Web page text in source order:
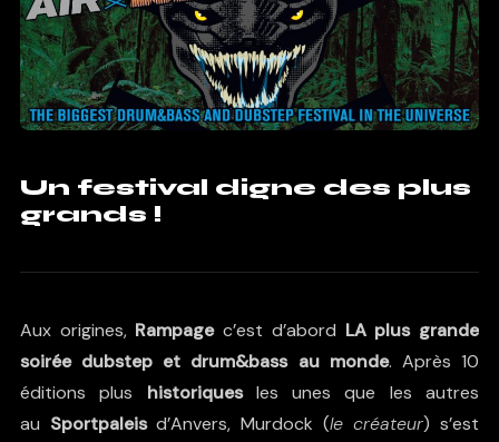
Un festival digne des plus
grands !
Aux origines, Rampage c’est d’abord LA plus grande
soirée dubstep et drum&bass au monde. Après 10
éditions plus historiquesles unes que les autres
au Sportpaleisd’Anvers,Murdock (le créateur) s’est